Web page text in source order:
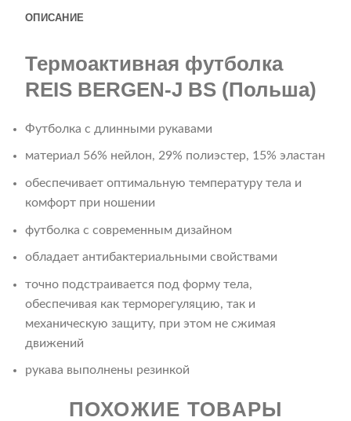
ОПИСАНИЕ
Термоактивная футболка
REIS BERGEN-J BS (Польша)
Футболка с длинными рукавами
материал 56% нейлон, 29% полиэстер, 15% эластан
обеспечивает оптимальную температуру тела и
комфорт при ношении
футболка с современным дизайном
обладает антибактериальными свойствами
точно подстраивается под форму тела,
обеспечивая как терморегуляцию, так и
механическую защиту, при этом не сжимая
движений
рукава выполнены резинкой
ПОХОЖИЕ ТОВАРЫ